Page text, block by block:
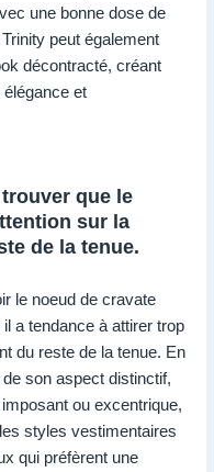
une bonne dose de
peut également
décontracté, créant
et
que le
sur la
de la tenue.
le noeud de cravate
a tendance à attirer trop
du reste de la tenue. En
son aspect distinctif,
ou excentrique,
styles vestimentaires
qui préfèrent une